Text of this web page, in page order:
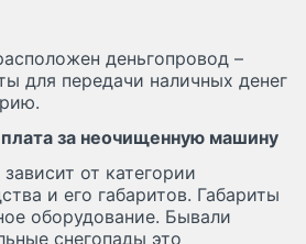
деньгопровод –
для передачи наличных денег
за неочищенную машину
от категории
и его габаритов. Габариты
оборудование. Бывали
снегопады это